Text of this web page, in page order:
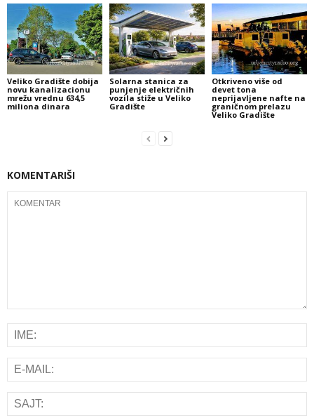
Veliko Gradište dobija
novu kanalizacionu
mrežu vrednu 634,5
miliona dinara
Solarna stanica za
punjenje električnih
vozila stiže u Veliko
Gradište
Otkriveno više od
devet tona
neprijavljene nafte na
graničnom prelazu
Veliko Gradište
KOMENTARIŠI